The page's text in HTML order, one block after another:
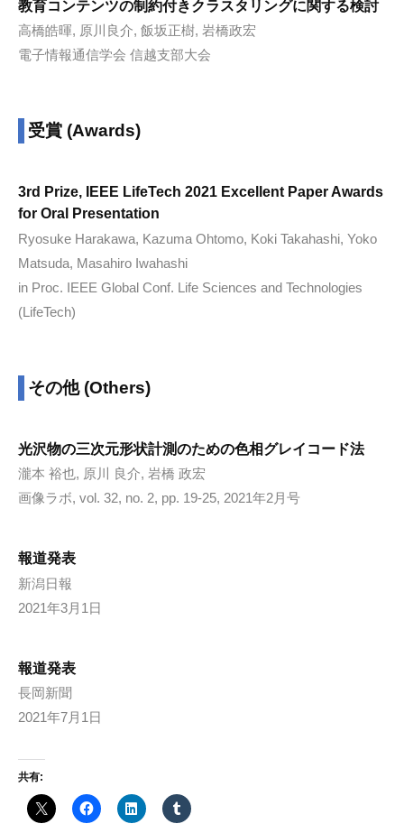
教育コンテンツの制約付きクラスタリングに関する検討
高橋皓暉, 原川良介, 飯坂正樹, 岩橋政宏
電子情報通信学会 信越支部大会
受賞 (Awards)
3rd Prize, IEEE LifeTech 2021 Excellent Paper Awards
for Oral Presentation
Ryosuke Harakawa, Kazuma Ohtomo, Koki Takahashi, Yoko
Matsuda, Masahiro Iwahashi
in Proc. IEEE Global Conf. Life Sciences and Technologies
(LifeTech)
その他 (Others)
光沢物の三次元形状計測のための色相グレイコード法
瀧本 裕也, 原川 良介, 岩橋 政宏
画像ラボ, vol. 32, no. 2, pp. 19-25, 2021年2月号
報道発表
新潟日報
2021年3月1日
報道発表
長岡新聞
2021年7月1日
共有: